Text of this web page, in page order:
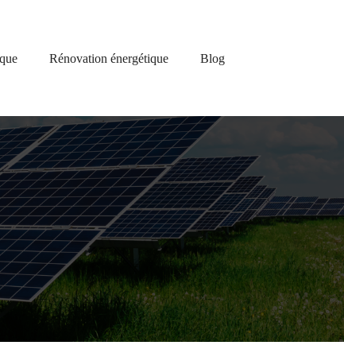
Rénovation énergétique Blog